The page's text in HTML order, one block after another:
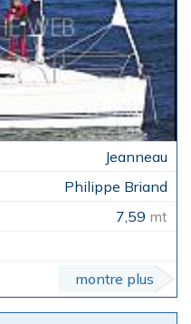
Jeanneau
Philippe Briand
7,59 mt
montre plus